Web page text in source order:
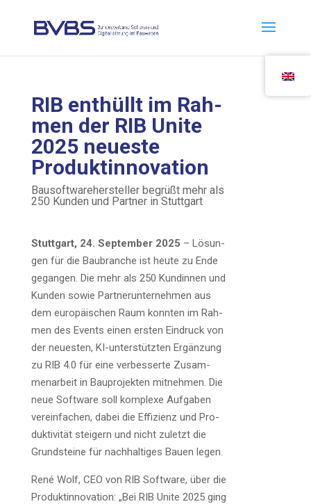
RIB ent­hüllt im Rah­
men der RIB Unite
2025 neu­es­te
Produktinnovation
Bau­soft­ware­her­stel­ler begrüßt mehr als
250 Kun­den und Part­ner in Stuttgart
Stutt­gart, 24. Sep­tem­ber 2025 – Lösun­
gen für die Bau­bran­che ist heu­te zu Ende
gegan­gen. Die mehr als 250 Kun­din­nen und
Kun­den sowie Part­ner­un­ter­neh­men aus
dem euro­päi­schen Raum konn­ten im Rah­
men des Events einen ers­ten Ein­druck von
der neu­es­ten, KI-unter­stütz­ten Ergän­zung
zu RIB 4.0 für eine ver­bes­ser­te Zusam­
men­ar­beit in Bau­pro­jek­ten mit­neh­men. Die
neue Soft­ware soll kom­ple­xe Auf­ga­ben
ver­ein­fa­chen, dabei die Effi­zi­enz und Pro­
duk­ti­vi­tät stei­gern und nicht zuletzt die
Grund­stei­ne für nach­hal­ti­ges Bau­en legen.
René Wolf, CEO von RIB Soft­ware, über die
Pro­dukt­in­no­va­ti­on: „Bei RIB Unite 2025 ging